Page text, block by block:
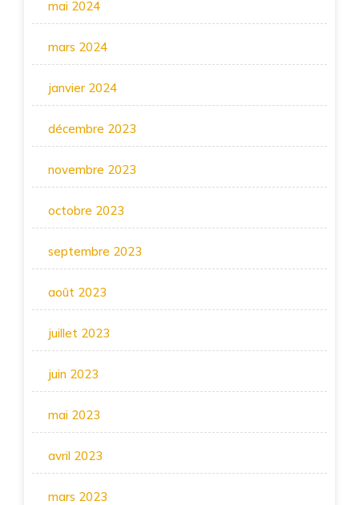
mai 2024
mars 2024
janvier 2024
décembre 2023
novembre 2023
octobre 2023
septembre 2023
août 2023
juillet 2023
juin 2023
mai 2023
avril 2023
mars 2023